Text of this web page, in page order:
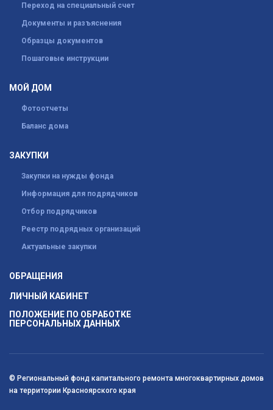
Переход на специальный счет
Документы и разъяснения
Образцы документов
Пошаговые инструкции
МОЙ ДОМ
Фотоотчеты
Баланс дома
ЗАКУПКИ
Закупки на нужды фонда
Информация для подрядчиков
Отбор подрядчиков
Реестр подрядных организаций
Актуальные закупки
ОБРАЩЕНИЯ
ЛИЧНЫЙ КАБИНЕТ
ПОЛОЖЕНИЕ ПО ОБРАБОТКЕ
ПЕРСОНАЛЬНЫХ ДАННЫХ
© Региональный фонд капитального ремонта многоквартирных домов
на территории Красноярского края